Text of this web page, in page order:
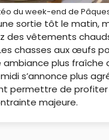
du week-end de
sortie tôt le matin,
des vêtements
chasses aux œufs
plus fraîche
s’annonce plus
permettre de
majeure.